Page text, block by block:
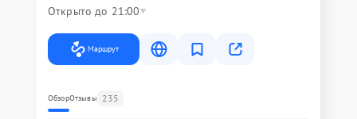
Открыто до 21:00
Маршрут
ОбзорОтзывы 235